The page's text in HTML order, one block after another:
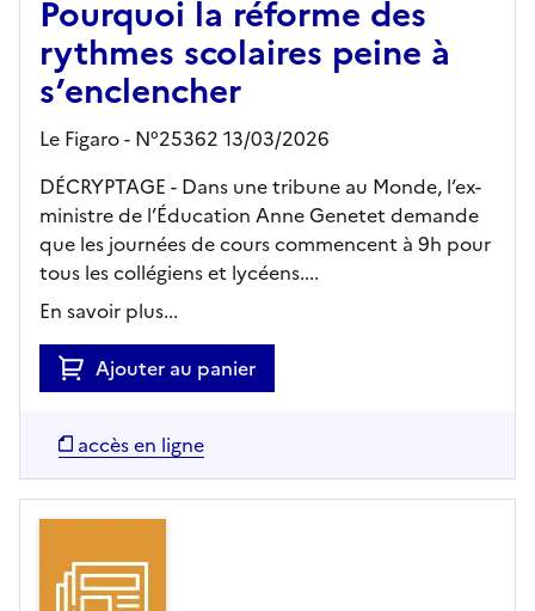
Pourquoi la réforme des
rythmes scolaires peine à
s’enclencher
Le Figaro - N°25362 13/03/2026
DÉCRYPTAGE - Dans une tribune au Monde, l’ex-
ministre de l’Éducation Anne Genetet demande
que les journées de cours commencent à 9h pour
tous les collégiens et lycéens....
En savoir plus...
Ajouter au panier
accès en ligne